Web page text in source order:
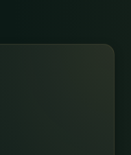
경북
1인